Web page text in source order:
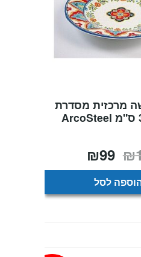
מרכזית מסדרת
₪ המחיר
המקורי
היה:
₪139.
₪99
הוא:
לסל